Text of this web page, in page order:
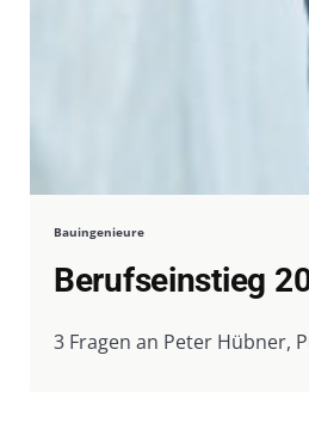
Bauingenieure
Berufseinstieg
3 Fragen an Peter Hübner,